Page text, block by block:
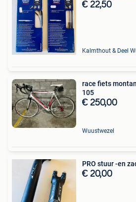
€ 22,50
Kalmthout & Deel
race fiets
105
€ 250,00
Wuustwezel
PRO stuur -en
€ 20,00